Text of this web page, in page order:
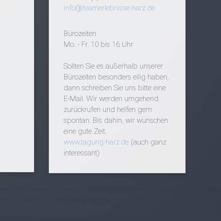
info@teamerlebnisse-harz.de
Bürozeiten
Mo. - Fr. 10 bis 16 Uhr
Sollten Sie es außerhalb unserer
Bürozeiten besonders eilig haben,
dann schreiben Sie uns bitte eine
E-Mail. Wir werden umgehend
zurückrufen und helfen gern
spontan. Bis dahin, wir wünschen
eine gute Zeit.
www.tagung-harz.de(auch ganz
interessant)